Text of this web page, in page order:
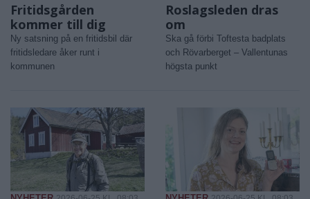
Fritidsgården
kommer till dig
Ny satsning på en fritidsbil där
fritidsledare åker runt i
kommunen
Roslagsleden dras
om
Ska gå förbi Toftesta badplats
och Rövarberget – Vallentunas
högsta punkt